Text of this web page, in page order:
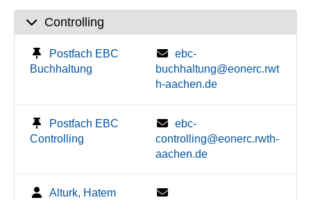
Controlling
Postfach EBC
Buchhaltung
ebc-
buchhaltung@eonerc.rwt
h-aachen.de
Postfach EBC
Controlling
ebc-
controlling@eonerc.rwth-
aachen.de
Alturk, Hatem